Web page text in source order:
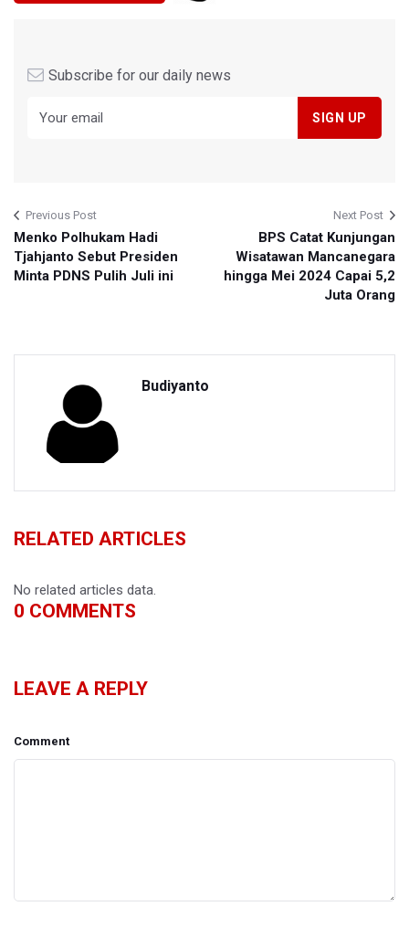
Subscribe for our daily news
Previous Post
Menko Polhukam Hadi
Tjahjanto Sebut Presiden
Minta PDNS Pulih Juli ini
Next Post
BPS Catat Kunjungan
Wisatawan Mancanegara
hingga Mei 2024 Capai 5,2
Juta Orang
Budiyanto
RELATED ARTICLES
No related articles data.
0 COMMENTS
LEAVE A REPLY
Comment